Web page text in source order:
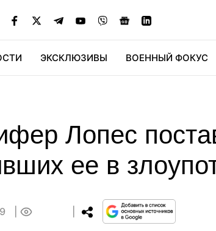
ЭКСКЛЮЗИВЫ ВОЕННЫЙ ФОКУС
Лопес
ее в